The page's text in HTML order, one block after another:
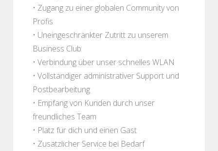
• Zugang zu einer globalen Community von
Profis
• Uneingeschränkter Zutritt zu unserem
Business Club
• Verbindung über unser schnelles WLAN
• Vollständiger administrativer Support und
Postbearbeitung
• Empfang von Kunden durch unser
freundliches Team
• Platz für dich und einen Gast
• Zusätzlicher Service bei Bedarf